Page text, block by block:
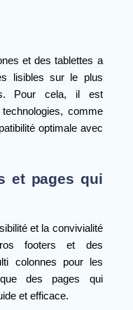
et des tablettes a
lisibles sur le plus
Pour cela, il est
comme
optimale avec
et pages qui
et la convivialité
footers et des
colonnes pour les
des pages qui
et efficace.